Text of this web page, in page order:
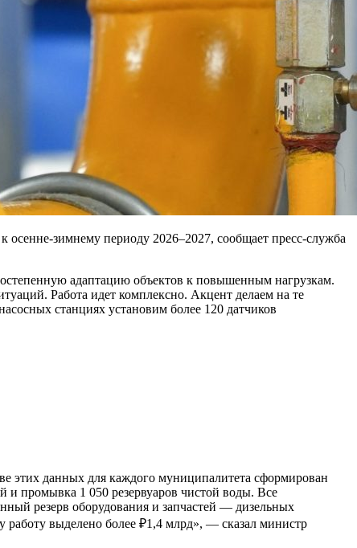
зимнему периоду 2026–2027, сообщает пресс-служба
адаптацию объектов к повышенным нагрузкам.
Работа идет комплексно. Акцент делаем на те
станциях установим более 120 датчиков
этих данных для каждого муниципалитета сформирован
и промывка 1 050 резервуаров чистой воды. Все
резерв оборудования и запчастей — дизельных
работу выделено более ₽1,4 млрд», — сказал министр